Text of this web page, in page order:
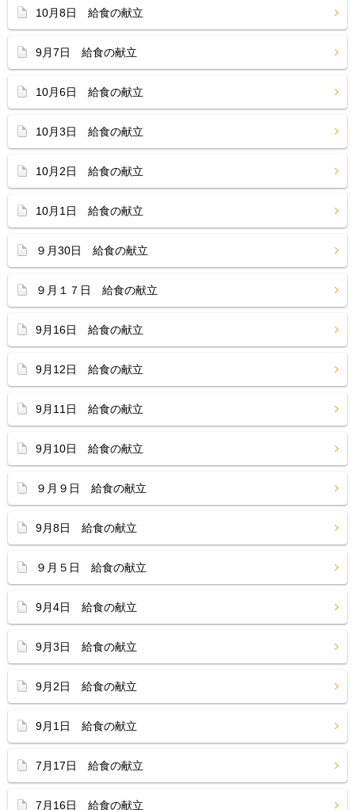
10月8日 給食の献立
9月7日 給食の献立
10月6日 給食の献立
10月3日 給食の献立
10月2日 給食の献立
10月1日 給食の献立
９月30日 給食の献立
９月１７日 給食の献立
9月16日 給食の献立
9月12日 給食の献立
9月11日 給食の献立
9月10日 給食の献立
９月９日 給食の献立
9月8日 給食の献立
９月５日 給食の献立
9月4日 給食の献立
9月3日 給食の献立
9月2日 給食の献立
9月1日 給食の献立
7月17日 給食の献立
7月16日 給食の献立